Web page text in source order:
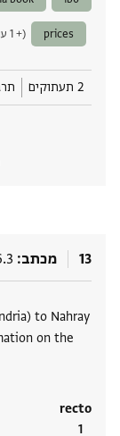
prices (+ 1 עוד)
2 תעתוקים
13 מכתב
to Nahray
on the
recto